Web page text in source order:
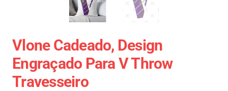
Vlone Cadeado, Design
Engraçado Para V Throw
Travesseiro